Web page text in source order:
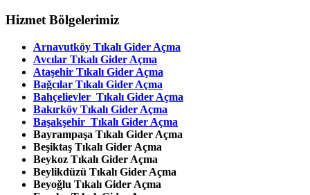
Hizmet Bölgelerimiz
Arnavutköy Tıkalı Gider Açma
Avcılar Tıkalı Gider Açma
Ataşehir Tıkalı Gider Açma
Bağcılar Tıkalı Gider Açma
Bahçelievler Tıkalı Gider Açma
Bakırköy Tıkalı Gider Açma
Başakşehir Tıkalı Gider Açma
Bayrampaşa Tıkalı Gider Açma
Beşiktaş Tıkalı Gider Açma
Beykoz Tıkalı Gider Açma
Beylikdüzü Tıkalı Gider Açma
Beyoğlu Tıkalı Gider Açma